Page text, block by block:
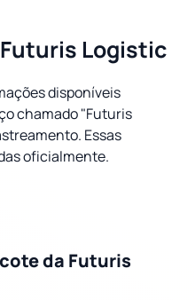
Logistic
disponíveis
chamado "Futuris
Essas
oficialmente.
da Futuris